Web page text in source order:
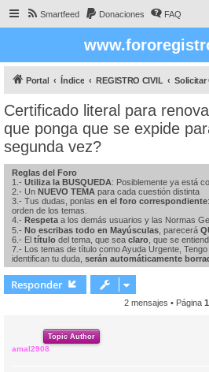
Smartfeed Donaciones FAQ
Portal Índice REGISTRO CIVIL
Certificado literal para
que ponga que se expide
segunda vez?
Reglas del Foro
1.- Utiliza la BUSQUEDA: Posiblemente ya está
2.- Un NUEVO TEMA para cada cuestión distinta
3.- Tus dudas, ponlas en el foro correspondiente
orden de los temas.
4.- Respeta a los demás usuarios y las Normas
5.- No escribas todo en Mayúsculas , parecerá
6.- El título del tema, que sea claro , que se
7.- Los temas de título como Ayuda Urgente,
identifican tu duda, serán automáticamente
Responder
2 mensajes • Página 1
Topic Author
amal2908